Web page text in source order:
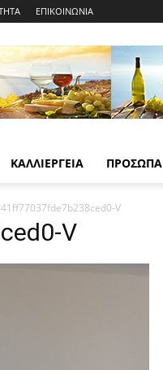
ΕΠΙΚΟΙΝΩΝΙΑ
ΚΑΛΛΙΕΡΓΕΙΑ ΠΡΟΣΩΠΑ
V
V